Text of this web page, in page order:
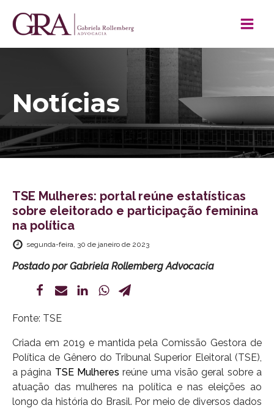
Notícias
TSE Mulheres: portal reúne estatísticas
sobre eleitorado e participação feminina
na política
segunda-feira, 30 de janeiro de 2023
Postado porGabriela Rollemberg Advocacia
Fonte: TSE
Criada em 2019 e mantida pela Comissão Gestora de
Política de Gênero do Tribunal Superior Eleitoral (TSE),
a página TSE Mulheres reúne uma visão geral sobre a
atuação das mulheres na política e nas eleições ao
longo da história do Brasil. Por meio de diversos dados